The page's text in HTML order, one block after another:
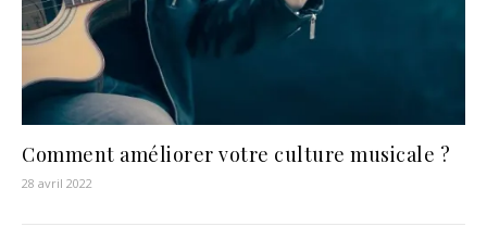
Comment améliorer votre culture musicale ?
28 avril 2022